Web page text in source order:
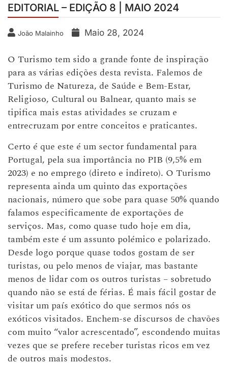
EDITORIAL – EDIÇÃO 8 | MAIO 2024
João Malainho Maio 28, 2024
O Turismo tem sido a grande fonte de inspiração
para as várias edições desta revista. Falemos de
Turismo de Natureza, de Saúde e Bem-Estar,
Religioso, Cultural ou Balnear, quanto mais se
tipifica mais estas atividades se cruzam e
entrecruzam por entre conceitos e praticantes.
Certo é que este é um sector fundamental para
Portugal, pela sua importância no PIB (9,5% em
2023) e no emprego (direto e indireto). O Turismo
representa ainda um quinto das exportações
nacionais, número que sobe para quase 50% quando
falamos especificamente de exportações de
serviços. Mas, como quase tudo hoje em dia,
também este é um assunto polémico e polarizado.
Desde logo porque quase todos gostam de ser
turistas, ou pelo menos de viajar, mas bastante
menos de lidar com os outros turistas – sobretudo
quando não se está de férias. É mais fácil gostar de
visitar um país exótico do que sermos nós os
exóticos visitados. Enchem-se discursos de chavões
com muito “valor acrescentado”, escondendo muitas
vezes que se prefere receber turistas ricos em vez
de outros mais modestos.